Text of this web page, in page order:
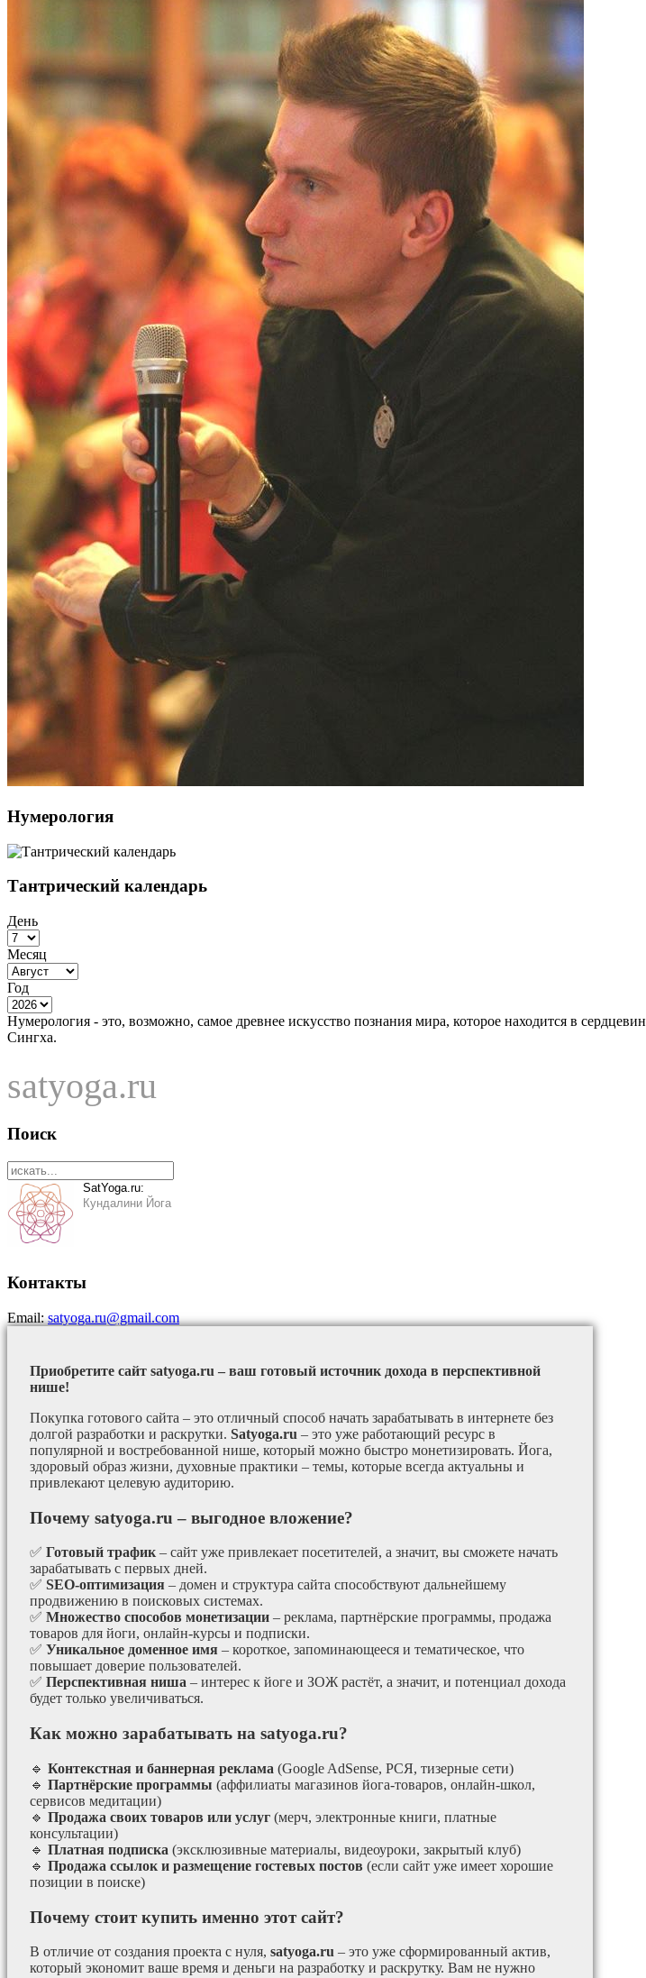
Нумерология
Тантрический календарь
День
Месяц
Год
Нумерология - это, возможно, самое древнее искусство познания мира, которое находится в
Сингха.
satyoga.ru
Поиск
SatYoga.ru:
Кундалини Йога
Контакты
Email:satyoga.ru@gmail.com
Приобретите сайт satyoga.ru – ваш готовый источник дохода в перспективной
нише!
Покупка готового сайта – это отличный способ начать зарабатывать в интернете без
долгой разработки и раскрутки. Satyoga.ru – это уже работающий ресурс в
популярной и востребованной нише, который можно быстро монетизировать. Йога,
здоровый образ жизни, духовные практики – темы, которые всегда актуальны и
привлекают целевую аудиторию.
Почему satyoga.ru – выгодное вложение?
✅ Готовый трафик – сайт уже привлекает посетителей, а значит, вы сможете начать
зарабатывать с первых дней.
✅ SEO-оптимизация – домен и структура сайта способствуют дальнейшему
продвижению в поисковых системах.
✅ Множество способов монетизации – реклама, партнёрские программы, продажа
товаров для йоги, онлайн-курсы и подписки.
✅ Уникальное доменное имя – короткое, запоминающееся и тематическое, что
повышает доверие пользователей.
✅ Перспективная ниша – интерес к йоге и ЗОЖ растёт, а значит, и потенциал дохода
будет только увеличиваться.
Как можно зарабатывать на satyoga.ru?
🔹 Контекстная и баннерная реклама (Google AdSense, РСЯ, тизерные сети)
🔹 Партнёрские программы (аффилиаты магазинов йога-товаров, онлайн-школ,
сервисов медитации)
🔹 Продажа своих товаров или услуг (мерч, электронные книги, платные
консультации)
🔹 Платная подписка (эксклюзивные материалы, видеоуроки, закрытый клуб)
🔹 Продажа ссылок и размещение гостевых постов (если сайт уже имеет хорошие
позиции в поиске)
Почему стоит купить именно этот сайт?
В отличие от создания проекта с нуля, satyoga.ru – это уже сформированный актив,
который экономит ваше время и деньги на разработку и раскрутку. Вам не нужно